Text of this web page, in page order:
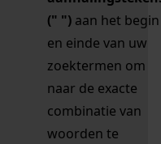
(" ") aan het begin
en einde van uw
zoektermen om
naar de exacte
combinatie van
woorden te